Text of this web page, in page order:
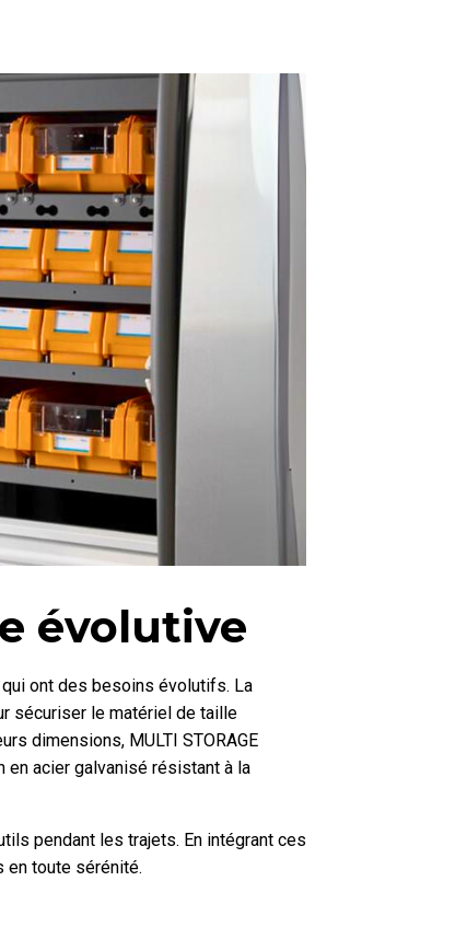
évolutive
ont des besoins évolutifs. La
sécuriser le matériel de taille
dimensions, MULTI STORAGE
acier galvanisé résistant à la
pendant les trajets. En intégrant ces
en toute sérénité.